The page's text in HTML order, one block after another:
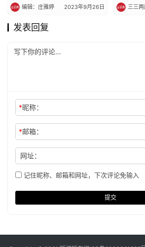
编辑：庄雅婷 2023年9月26日 三三
发表回复
*昵称：
*邮箱：
网址：
记住昵称、邮箱和网址，下次评论免输入
提交